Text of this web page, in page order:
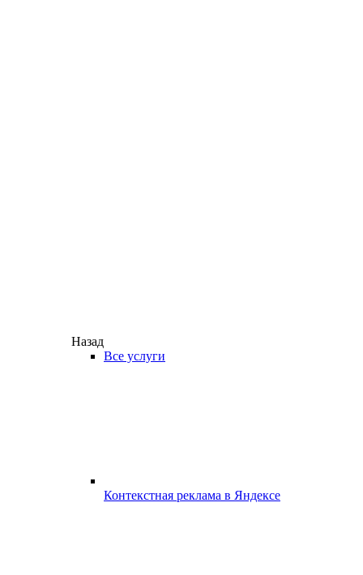
Назад
Все услуги
Контекстная реклама в Яндексе